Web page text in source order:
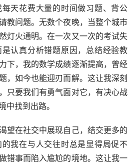
天花费大量的时间做习题、背公
教问题。无数个夜晚，当整个城市
灯火通明。在一次又一次的考试失
认真分析错题原因，总结经验教
下，我的数学成绩逐渐提高，曾经
，如今也能迎刃而解。这让我深刻
只要我们有勇气面对它，有决心战
中找到出路。
望在社交中展现自己，结交更多的
我在与人交往时总是显得局促不
错事而陷入尴尬的境地。这让我一